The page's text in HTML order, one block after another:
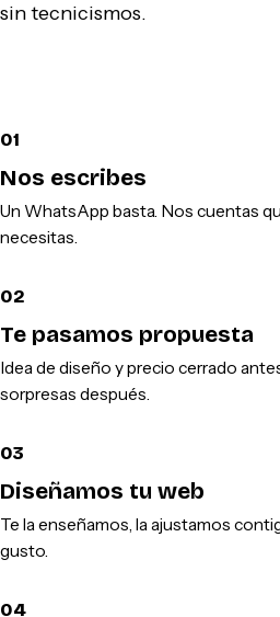
sin tecnicismos.
01
Nos escribes
Un WhatsApp basta. Nos cuentas
necesitas.
02
Te pasamos propuesta
Idea de diseño y precio cerrado
sorpresas después.
03
Diseñamos tu web
Te la enseñamos, la ajustamos
gusto.
04